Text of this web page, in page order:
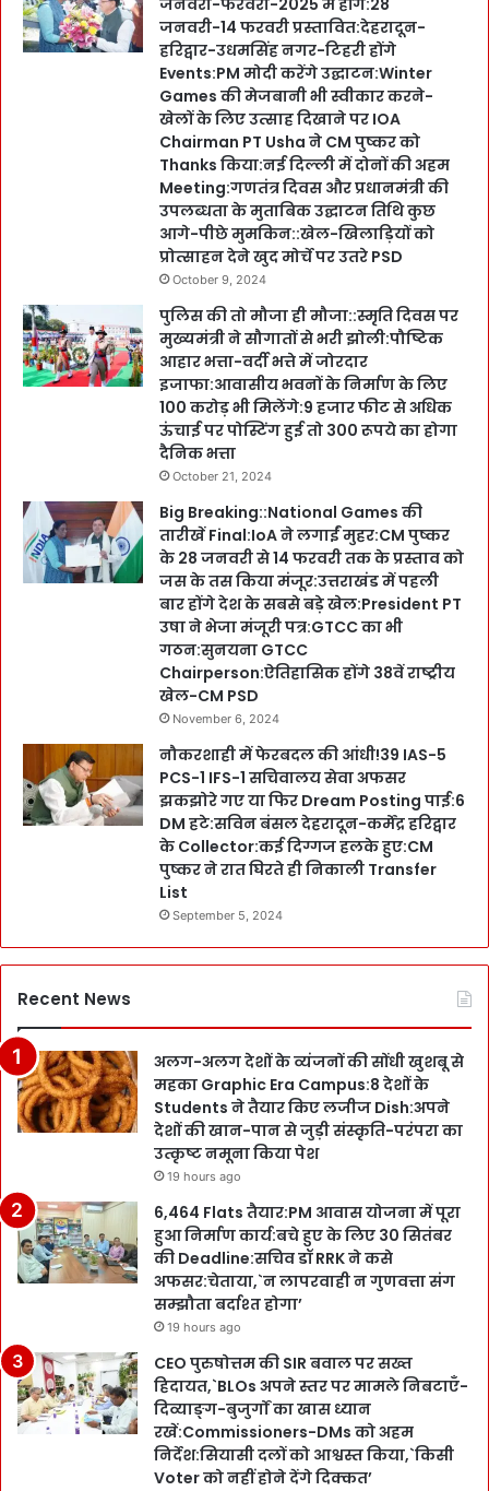
जनवरी-फरवरी-2025 में होंगे:28
जनवरी-14 फरवरी प्रस्तावित:देहरादून-
हरिद्वार-उधमसिंह नगर-टिहरी होंगे
Events:PM मोदी करेंगे उद्घाटन:Winter
Games की मेजबानी भी स्वीकार करने-
खेलों के लिए उत्साह दिखाने पर IOA
Chairman PT Usha ने CM पुष्कर को
Thanks किया:नई दिल्ली में दोनों की अहम
Meeting:गणतंत्र दिवस और प्रधानमंत्री की
उपलब्धता के मुताबिक उद्घाटन तिथि कुछ
आगे-पीछे मुमकिन::खेल-खिलाड़ियों को
प्रोत्साहन देने खुद मोर्चे पर उतरे PSD
October 9, 2024
पुलिस की तो मौजा ही मौजा::स्मृति दिवस पर
मुख्यमंत्री ने सौगातों से भरी झोली:पौष्टिक
आहार भत्ता-वर्दी भत्ते में जोरदार
इजाफा:आवासीय भवनों के निर्माण के लिए
100 करोड़ भी मिलेंगे:9 हजार फीट से अधिक
ऊंचाई पर पोस्टिंग हुई तो 300 रूपये का होगा
दैनिक भत्ता
October 21, 2024
Big Breaking::National Games की
तारीखें Final:IoA ने लगाईं मुहर:CM पुष्कर
के 28 जनवरी से 14 फरवरी तक के प्रस्ताव को
जस के तस किया मंजूर:उत्तराखंड में पहली
बार होंगे देश के सबसे बड़े खेल:President PT
उषा ने भेजा मंजूरी पत्र:GTCC का भी
गठन:सुनयना GTCC
Chairperson:ऐतिहासिक होंगे 38वें राष्ट्रीय
खेल-CM PSD
November 6, 2024
नौकरशाही में फेरबदल की आंधी!39 IAS-5
PCS-1 IFS-1 सचिवालय सेवा अफसर
झकझोरे गए या फिर Dream Posting पाई:6
DM हटे:सविन बंसल देहरादून-कर्मेंद्र हरिद्वार
के Collector:कई दिग्गज हलके हुए:CM
पुष्कर ने रात घिरते ही निकाली Transfer
List
September 5, 2024
Recent News
अलग-अलग देशों के व्यंजनों की सोंधी खुशबू से
महका Graphic Era Campus:8 देशों के
Students ने तैयार किए लजीज Dish:अपने
देशों की खान-पान से जुड़ी संस्कृति-परंपरा का
उत्कृष्ट नमूना किया पेश
19 hours ago
6,464 Flats तैयार:PM आवास योजना में पूरा
हुआ निर्माण कार्य:बचे हुए के लिए 30 सितंबर
की Deadline:सचिव डॉ RRK ने कसे
अफसर:चेताया,`न लापरवाही न गुणवत्ता संग
सम्झौता बर्दाश्त होगा’
19 hours ago
CEO पुरुषोत्तम की SIR बवाल पर सख्त
हिदायत,`BLOs अपने स्तर पर मामले निबटाएँ-
दिव्याङ्ग-बुजुर्गों का खास ध्यान
रखें:Commissioners-DMs को अहम
निर्देश:सियासी दलों को आश्वस्त किया,`किसी
Voter को नहीं होने देंगे दिक्कत’